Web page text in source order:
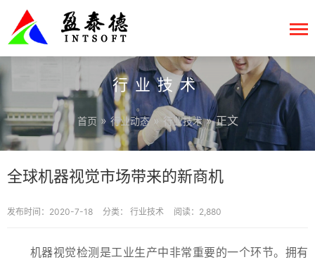
行业技术
首页 »行业动态» 行业技术» 正文
全球机器视觉市场带来的新商机
发布时间：2020-7-18 分类： 行业技术 阅读：2,880
机器视觉检测是工业生产中非常重要的一个环节。拥有